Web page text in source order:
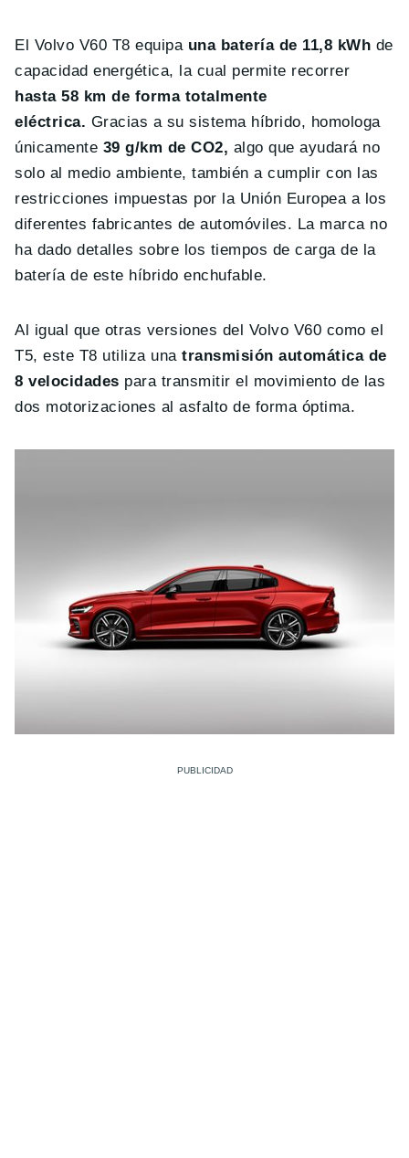
El Volvo V60 T8 equipa una batería de 11,8 kWh de
capacidad energética, la cual permite recorrer
hasta 58 km de forma totalmente
eléctrica. Gracias a su sistema híbrido, homologa
únicamente 39 g/km de CO2, algo que ayudará no
solo al medio ambiente, también a cumplir con las
restricciones impuestas por la Unión Europea a los
diferentes fabricantes de automóviles. La marca no
ha dado detalles sobre los tiempos de carga de la
batería de este híbrido enchufable.
Al igual que otras versiones del Volvo V60 como el
T5, este T8 utiliza unatransmisión automática de
8 velocidades para transmitir el movimiento de las
dos motorizaciones al asfalto de forma óptima.